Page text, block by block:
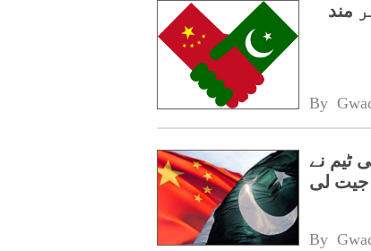
مند
By
ٹیم نے
لی
By